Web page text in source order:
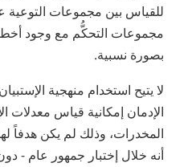
للقياس بين مجموعات التوعية
مجموعات التحكُّم مع وجود
بصورة نسبية.
لا يتيح استخدام منهجية
الإدمان إمكانية قياس معدلات
المخدرات، وذلك لم يكن هدفاً
أنه خلال إختبار جمهور عام -